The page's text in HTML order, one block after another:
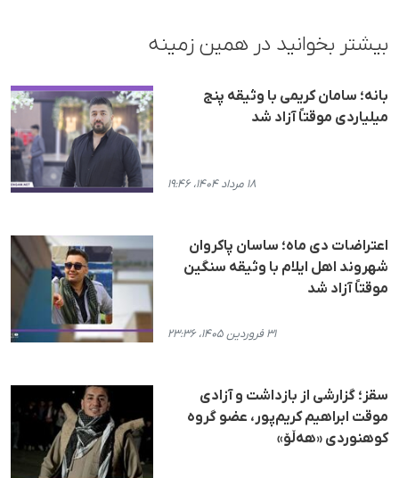
بیشتر بخوانید در همین زمینه
بانە؛ سامان کریمی با وثیقه پنج
میلیاردی موقتاً آزاد شد
۱۸ مرداد ۱۴۰۴، ۱۹:۴۶
اعتراضات دی ماه؛ ساسان پاکروان
شهروند اهل ایلام با وثیقه سنگین
موقتاً آزاد شد
۳۱ فروردین ۱۴۰۵، ۲۳:۳۶
سقز؛ گزارشی از بازداشت و آزادی
موقت ابراهیم کریم‌پور، عضو گروه
کوهنوردی «هه‌ڵۆ»